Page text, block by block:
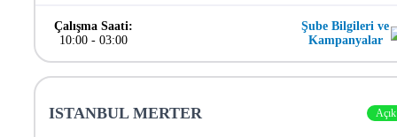
Çalışma Saati:
10:00- 03:00
Şube Bilgileri ve
Kampanyalar
ISTANBUL MERTER Açık